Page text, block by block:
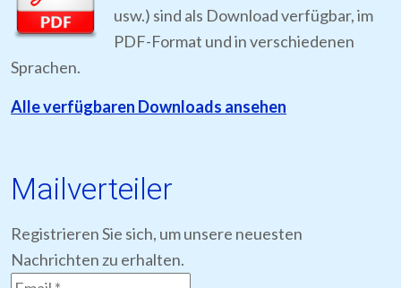
usw.) sind als Download verfügbar, im
PDF-Format und in verschiedenen
Sprachen.
Alle verfügbaren Downloads ansehen
Mailverteiler
Registrieren Sie sich, um unsere neuesten
Nachrichten zu erhalten.